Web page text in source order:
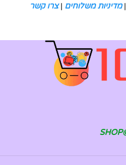
|מדיניות משלוחים |צרו קשר